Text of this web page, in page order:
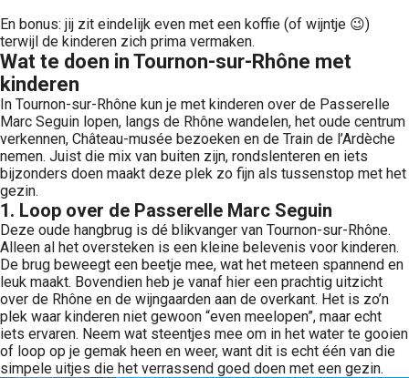
En bonus: jij zit eindelijk even met een koffie (of wijntje 😉)
terwijl de kinderen zich prima vermaken.
Wat te doen in Tournon-sur-Rhône met
kinderen
In Tournon-sur-Rhône kun je met kinderen over de Passerelle
Marc Seguin lopen, langs de Rhône wandelen, het oude centrum
verkennen, Château-musée bezoeken en de Train de l’Ardèche
nemen. Juist die mix van buiten zijn, rondslenteren en iets
bijzonders doen maakt deze plek zo fijn als tussenstop met het
gezin.
1. Loop over de Passerelle Marc Seguin
Deze oude hangbrug is dé blikvanger van Tournon-sur-Rhône.
Alleen al het oversteken is een kleine belevenis voor kinderen.
De brug beweegt een beetje mee, wat het meteen spannend en
leuk maakt. Bovendien heb je vanaf hier een prachtig uitzicht
over de Rhône en de wijngaarden aan de overkant. Het is zo’n
plek waar kinderen niet gewoon “even meelopen”, maar echt
iets ervaren. Neem wat steentjes mee om in het water te gooien
of loop op je gemak heen en weer, want dit is echt één van die
simpele uitjes die het verrassend goed doen met een gezin.